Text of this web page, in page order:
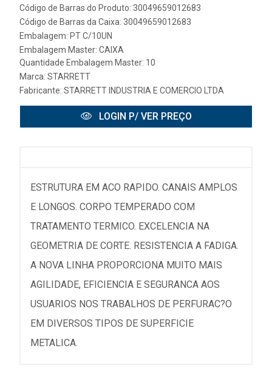
Código de Barras do Produto: 30049659012683
Código de Barras da Caixa: 30049659012683
Embalagem: PT C/10UN
Embalagem Master: CAIXA
Quantidade Embalagem Master: 10
Marca: STARRETT
Fabricante: STARRETT INDUSTRIA E COMERCIO LTDA
LOGIN P/ VER PREÇO
ESTRUTURA EM ACO RAPIDO. CANAIS AMPLOS
E LONGOS. CORPO TEMPERADO COM
TRATAMENTO TERMICO. EXCELENCIA NA
GEOMETRIA DE CORTE. RESISTENCIA A FADIGA.
A NOVA LINHA PROPORCIONA MUITO MAIS
AGILIDADE, EFICIENCIA E SEGURANCA AOS
USUARIOS NOS TRABALHOS DE PERFURAC?O
EM DIVERSOS TIPOS DE SUPERFICIE
METALICA.